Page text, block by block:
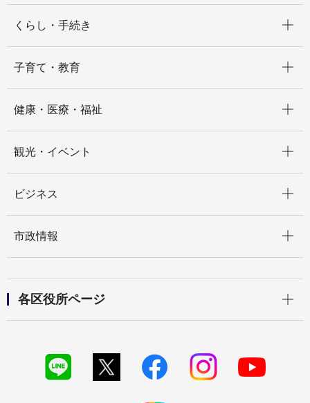
くらし・手続き
子育て・教育
健康・医療・福祉
観光・イベント
ビジネス
市政情報
各区役所ページ